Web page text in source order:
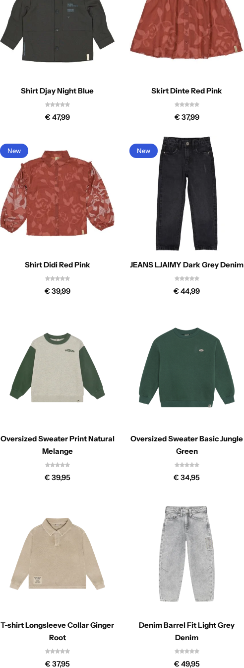
Shirt Djay Night Blue
€ 47,99
Skirt Dinte Red Pink
€ 37,99
New
Shirt Didi Red Pink
€ 39,99
New
JEANS LJAIMY Dark Grey Denim
€ 44,99
Oversized Sweater Print Natural
Melange
€ 39,95
Oversized Sweater Basic Jungle
Green
€ 34,95
T-shirt Longsleeve Collar Ginger
Root
€ 37,95
Denim Barrel Fit Light Grey
Denim
€ 49,95